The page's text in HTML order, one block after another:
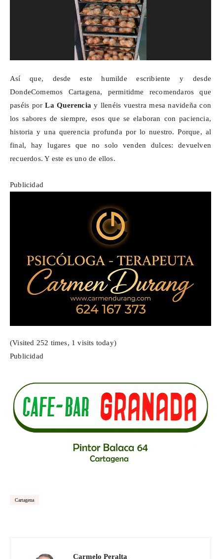
Así que, desde este humilde escribiente y desde
DondeComemos Cartagena, permitidme recomendaros que
paséis porLa Querencia y llenéis vuestra mesa navideña con
los sabores de siempre, esos que se elaboran con paciencia,
historia y una querencia profunda por lo nuestro. Porque, al
final, hay lugares que no solo venden dulces: devuelven
recuerdos. Y este es uno de ellos.
Publicidad
(Visited 252 times, 1 visits today)
Publicidad
Cartagena
Carmelo Peralta